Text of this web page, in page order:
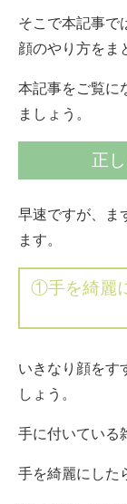
そこで本記事で
顔のやり方をま
本記事をご覧に
ましょう。
正
早速ですが、ま
ます。
①手を綺麗
いきなり顔をす
しょう。
手に付いている
手を綺麗にした